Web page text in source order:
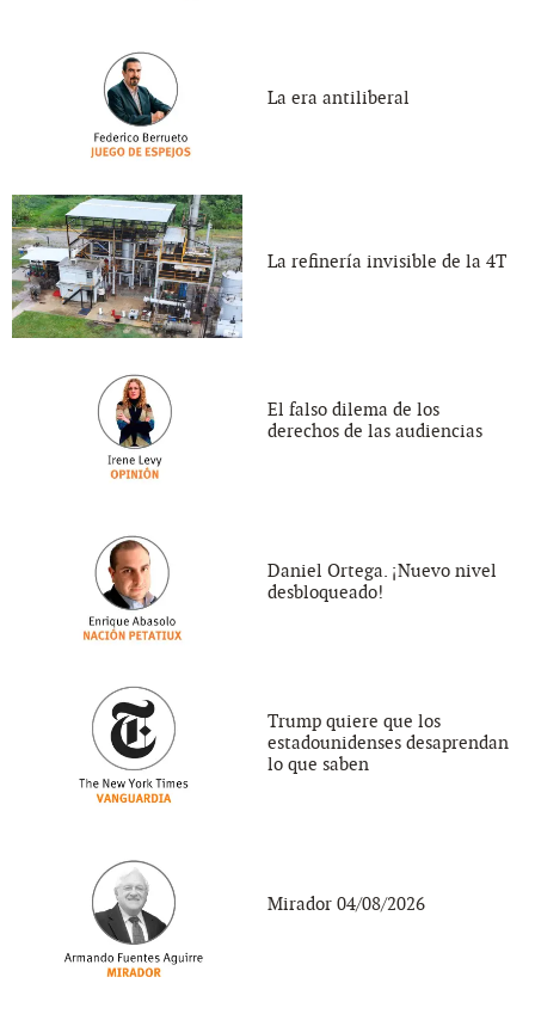
La era antiliberal
La refinería invisible de la 4T
El falso dilema de los
derechos de las audiencias
Daniel Ortega. ¡Nuevo nivel
desbloqueado!
Trump quiere que los
estadounidenses desaprendan
lo que saben
Mirador 04/08/2026